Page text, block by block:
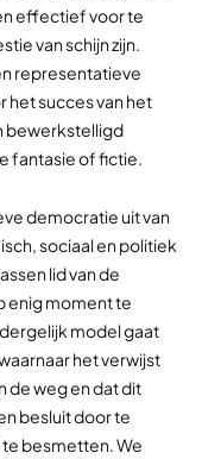
effectief voor te
van schijn zijn.
representatieve
het succes van het
bewerkstelligd
fantasie of fictie.
democratie uit van
sociaal en politiek
lid van de
enig moment te
model gaat
het verwijst
de weg en dat dit
besluit door te
besmetten. We